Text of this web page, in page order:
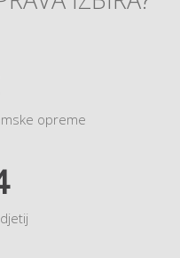
opreme